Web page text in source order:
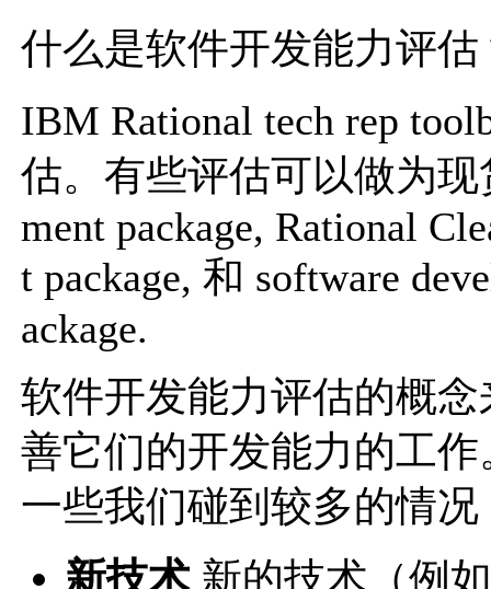
什么是软件开发能力评估
IBM Rational tech rep
估。有些评估可以做为现
ment package, Rational
t package, 和 software
ackage.
软件开发能力评估的概
善它们的开发能力的工
一些我们碰到较多的情况
新技术新的技术（例如